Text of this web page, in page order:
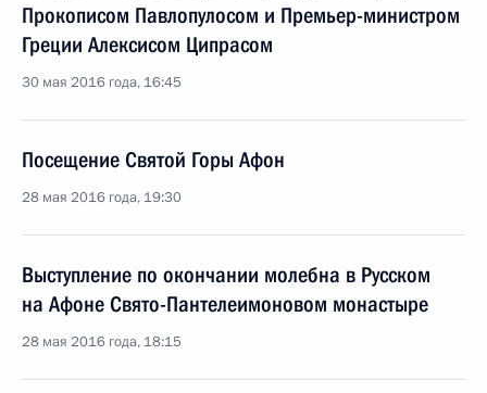
Прокописом Павлопулосом и Премьер-министром
Греции Алексисом Ципрасом
30 мая 2016 года, 16:45
Посещение Святой Горы Афон
28 мая 2016 года, 19:30
Выступление по окончании молебна в Русском
на Афоне Свято-Пантелеимоновом монастыре
28 мая 2016 года, 18:15